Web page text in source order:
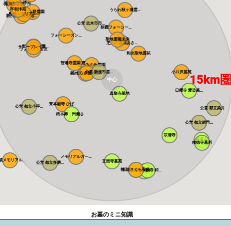
うらわ秋ヶ瀬霊...
所沢聖地霊園
フォレスト所沢
芝生の霊園あさ...
フォーシーズン...
なごみの丘霊園
川越さくら浄苑
メモリアルパー...
ふじみ野霊園
南川越霊園
新所沢友愛聖地...
所沢メモリアル...
新の丘さくら浄...
やすらぎ聖地霊...
サニープレイス...
朝霞フォーシー...
公営 新座市営...
公営 志木市市...
平和浄苑
和光聖地霊苑
智遍寺霊園 恵...
聖地霊園未来
感通寺
小豆沢墓苑
東本願寺 ひば...
宗清寺
浄見寺
桜上水 みたま...
積徳寺墓所
玄照寺墓苑
メモリアル...
築地本願寺 和...
公営 都立小平...
公営 都立雑司...
公営 都立染井...
公営 都立多磨...
真龍寺墓地
メモリアルガー...
日曜寺 愛染墓...
杉並さくら聖苑
樹木葬 田無さ...
中心 15km圏
お墓のミニ知識